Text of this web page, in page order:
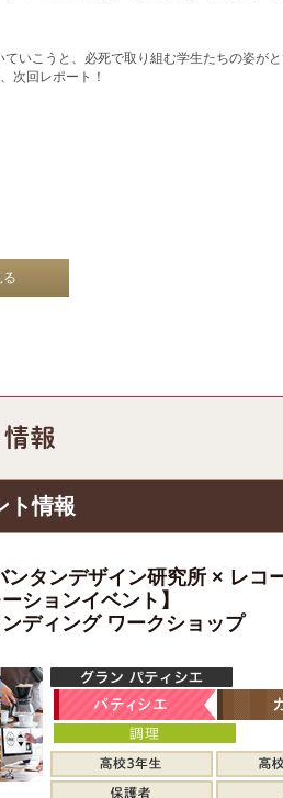
ていこうと、必死で取り組む学生たちの姿が
次回レポート！
る
ト情報
ンタンデザイン研究所 × レコ
ションイベント】
ディング ワークショップ